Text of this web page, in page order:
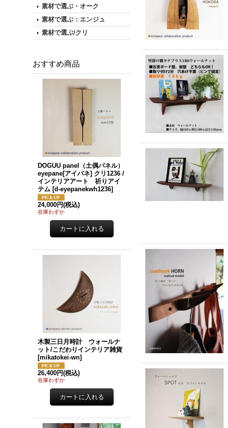
素材で選ぶ・オーク
素材で選ぶ：エンジュ
素材で選ぶ/クリ
おすすめ商品
DOGUU panel（土偶パネル）
eyepane[アイパネ] クリ1236 /
インテリアアート 祈りアイ
テム [d-eyepanekwh1236]
24,000円(税込)
在庫わずか
木製三日月時計 ウォールナ
ット/こだわりインテリア雑貨
[mikatokei-wn]
26,400円(税込)
在庫わずか